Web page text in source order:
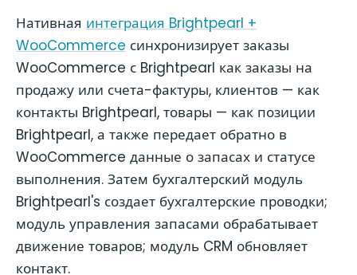
Нативная интеграция Brightpearl +
WooCommerce синхронизирует заказы
WooCommerce с Brightpearl как заказы на
продажу или счета-фактуры, клиентов — как
контакты Brightpearl, товары — как позиции
Brightpearl, а также передает обратно в
WooCommerce данные о запасах и статусе
выполнения. Затем бухгалтерский модуль
Brightpearl's создает бухгалтерские проводки;
модуль управления запасами обрабатывает
движение товаров; модуль CRM обновляет
контакт.